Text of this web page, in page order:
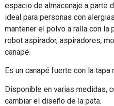
espacio de almacenaje a parte
ideal para personas con
mantener el polvo a ralla con
robot aspirador, aspiradores,
canapé.
Es un canapé fuerte con la tapa
Disponible en varias medidas,
cambiar el diseño de la pata.